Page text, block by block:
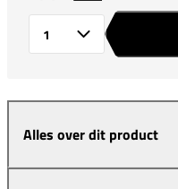
Alles over dit product